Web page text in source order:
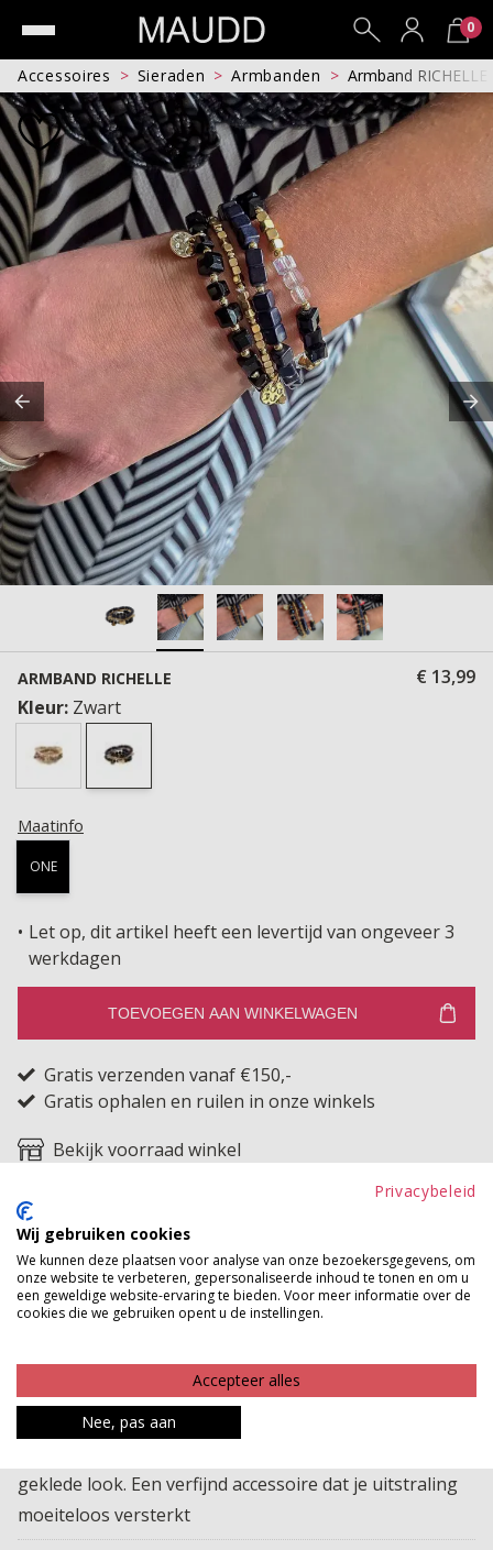
0
Accessoires Sieraden Armbanden Armband RICHELLE
ARMBAND RICHELLE
€ 13,99
Kleur: Zwart
Maatinfo
ONE
Let op, dit artikel heeft een levertijd van ongeveer 3
werkdagen
TOEVOEGEN AAN WINKELWAGEN
Gratis verzenden vanaf €150,-
Gratis ophalen en ruilen in onze winkels
Bekijk voorraad winkel
Deze elastische armband met vier strengen en echte
stenen tilt je outfit net even naar een hoger niveau. De
natuurlijke uitstraling van de stenen in combinatie met
het gelaagde design zorgt voor een luxe en stijlvolle
creëer je direct een vol en trendy polsje zonder extra te
combineren. Dankzij de elastische pasvorm zit de
armband comfortabel om vrijwel elke pols en is hij
geklede look. Een verfijnd accessoire dat je uitstraling
moeiteloos versterkt
Privacybeleid
Wij gebruiken cookies
We kunnen deze plaatsen voor analyse van onze bezoekersgegevens, om
onze website te verbeteren, gepersonaliseerde inhoud te tonen en om u
een geweldige website-ervaring te bieden. Voor meer informatie over de
cookies die we gebruiken opent u de instellingen.
Accepteer alles
Nee, pas aan